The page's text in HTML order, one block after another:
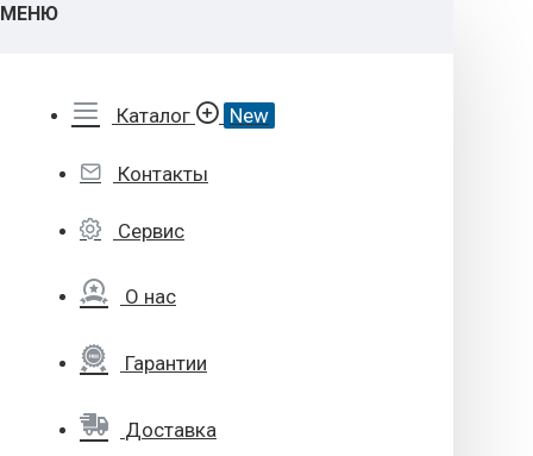
МЕНЮ
Каталог New
Контакты
Сервис
О нас
Гарантии
Доставка